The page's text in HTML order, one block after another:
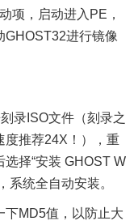
项，启动进入PE，
GHOST32进行镜像
录ISO文件（刻录之
度推荐24X！），重
择“安装 GHOST W
系统全自动安装。
下MD5值，以防止大